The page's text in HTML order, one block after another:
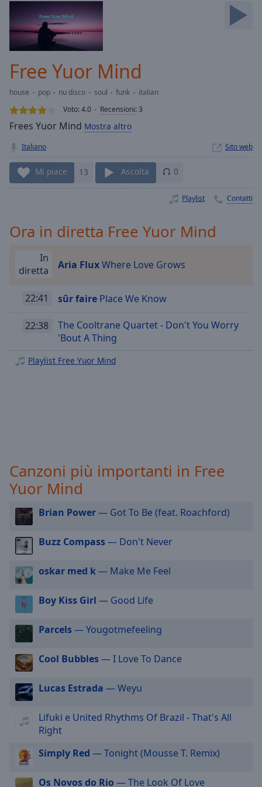
Mute
Current
Loaded :
0.00%
Stream
Seek to
live,
currently
behind
liveLIVE
Rate
Chapters
descriptions
subtitles
settings
dialog
subtitles
off
selected
Track
in-
Picture
This
modal
window.
Beginning
window.
Escape
Free Yuor Mind
house pop nu disco soul funk
italian
Voto:4.0 Recensioni:3
Frees Yuor Mind Mostra altro
Italiano Sito web
Mi piace 13 Ascolta 0
Playlist Contatti
Ora in diretta Free Yuor Mind
In
diretta
Aria FluxWhere Love Grows
22:41 sûr faire Place We Know
22:38
The Cooltrane Quartet - Don't You Worry
'Bout A Thing
Playlist Free Yuor Mind
Canzoni più importanti in Free
Yuor Mind
Brian Power— Got To Be (feat. Roachford)
Buzz Compass— Don't Never
oskar med k— Make Me Feel
Boy Kiss Girl — Good Life
Parcels— Yougotmefeeling
Cool Bubbles— I Love To Dance
Lucas Estrada — Weyu
Lifuki e United Rhythms Of Brazil - That's All
Right
Simply Red — Tonight (Mousse T. Remix)
Os Novos do Rio — The Look Of Love